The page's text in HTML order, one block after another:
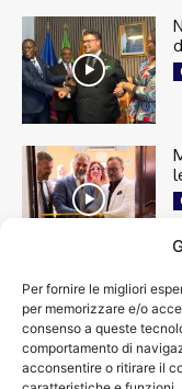
Per fornire le migliori
per memorizzare e/o
consenso a queste
comportamento di
acconsentire o ritirare il
Cronaca
Attualità
top
News